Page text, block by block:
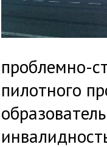
проблемно-
пилотного